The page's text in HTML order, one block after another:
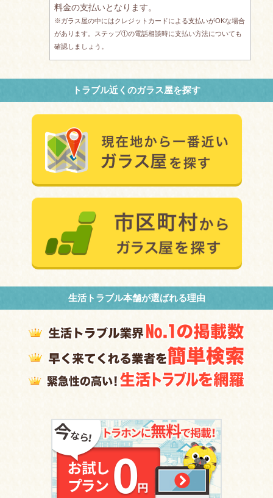
料金の支払いとなります。
※ガラス屋の中にはクレジットカードによる支払いがOKな場合
があります。ステップ①の電話相談時に支払い方法についても
確認しましょう。
トラブル近くのガラス屋を探す
生活トラブル本舗が選ばれる理由